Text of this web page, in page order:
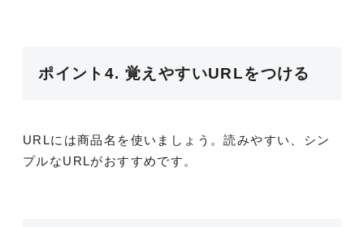
ポイント4. 覚えやすいURLをつける
URLには商品名を使いましょう。読みやすい、シン
プルなURLがおすすめです。